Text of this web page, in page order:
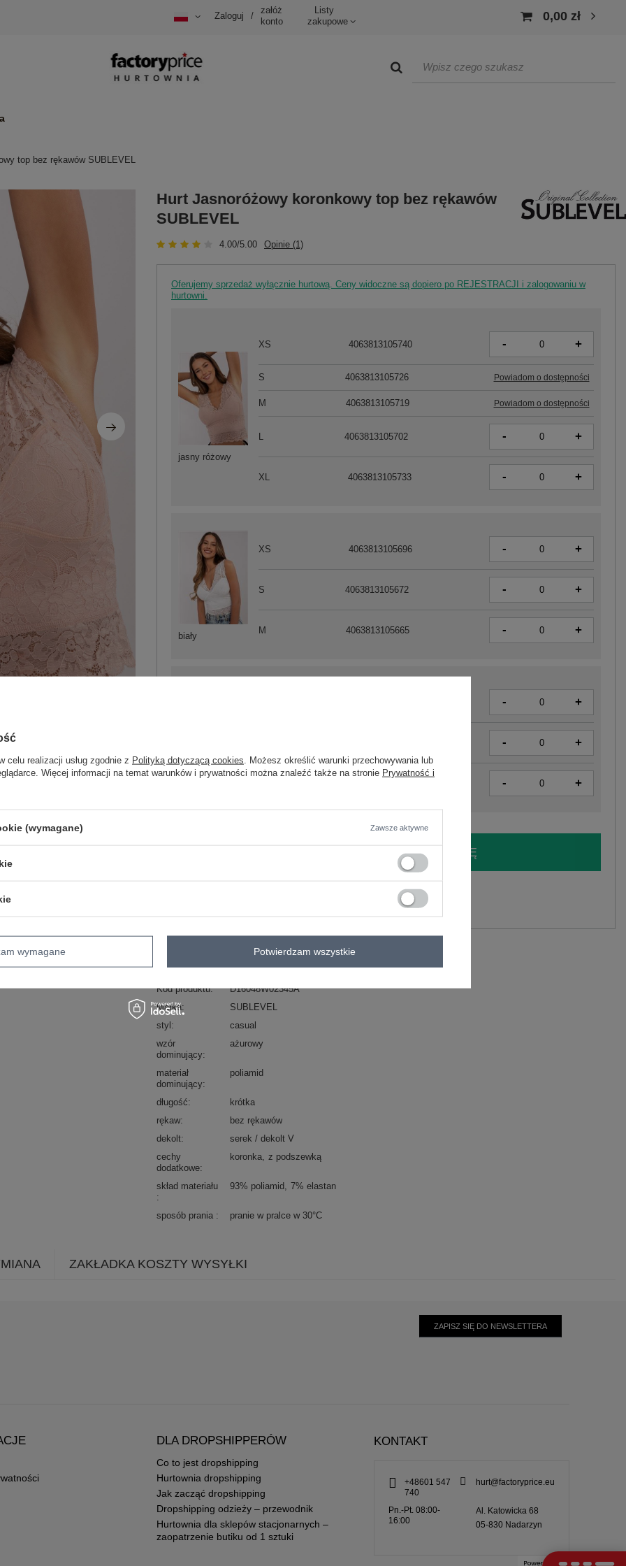
Zaloguj /
załóż
konto
Listy
zakupowe
0,00 zł
top bez rękawów SUBLEVEL
Hurt Jasnoróżowy koronkowy top bez rękawów
SUBLEVEL
4.00/5.00 Opinie (1)
Oferujemy sprzedaż wyłącznie hurtową. Ceny widoczne są dopiero po REJESTRACJI i zalogowaniu w
hurtowni.
jasny różowy
XS 4063813105740 - +
S 4063813105726 Powiadom o dostępności
M 4063813105719 Powiadom o dostępności
L 4063813105702 - +
XL 4063813105733 - +
biały
XS 4063813105696 - +
S 4063813105672 - +
M 4063813105665 - +
- +
- +
- +
ZALOGUJ SIĘ I ZOBACZ CENĘ
skład materiału : 93% poliamid, 7% elastan
Kod produktu
D16048W02345A
Marka
SUBLEVEL
styl
casual
wzór
dominujący
ażurowy
materiał
dominujący
poliamid
długość
krótka
rękaw
bez rękawów
dekolt
serek / dekolt V
cechy
dodatkowe
koronka z podszewką
skład materiału 93% poliamid 7% elastan
sposób prania pranie w pralce w 30°C
ZAKŁADKA KOSZTY WYSYŁKI
ZAPISZ SIĘ DO NEWSLETTERA
DLA DROPSHIPPERÓW
Co to jest dropshipping
Hurtownia dropshipping
Jak zacząć dropshipping
Dropshipping odzieży – przewodnik
Hurtownia dla sklepów stacjonarnych –
zaopatrzenie butiku od 1 sztuki
KONTAKT
+48601 547
740
hurt@factoryprice.eu
Pn.-Pt. 08:00-
16:00
Al. Katowicka 68
05-830 Nadarzyn
celu realizacji usług zgodnie z Polityką dotyczącą cookies . Możesz określić warunki przechowywania lub
Więcej informacji na temat warunków i prywatności można znaleźć także na stronie Prywatność i
(wymagane) Zawsze aktywne
wymagane Potwierdzam wszystkie